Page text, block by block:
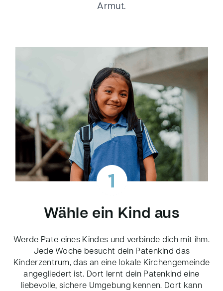
Armut.
Wähle ein Kind aus
Werde Pate eines Kindes und verbinde dich mit ihm.
Jede Woche besucht dein Patenkind das
Kinderzentrum, das an eine lokale Kirchengemeinde
angegliedert ist. Dort lernt dein Patenkind eine
liebevolle, sichere Umgebung kennen. Dort kann